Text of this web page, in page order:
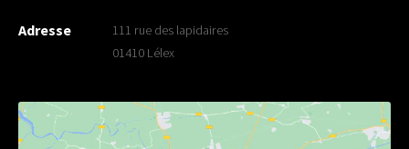
Adresse
111 rue des lapidaires
01410 Lélex